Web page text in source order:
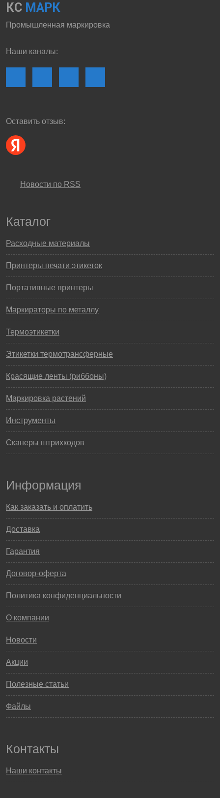
КС МАРК
Промышленная маркировка
Наши каналы:
Оставить отзыв:
Новости по RSS
Каталог
Расходные материалы
Принтеры печати этикеток
Портативные принтеры
Маркираторы по металлу
Термоэтикетки
Этикетки термотрансферные
Красящие ленты (риббоны)
Маркировка растений
Инструменты
Сканеры штрихкодов
Информация
Как заказать и оплатить
Доставка
Гарантия
Договор-оферта
Политика конфиденциальности
О компании
Новости
Акции
Полезные статьи
Файлы
Контакты
Наши контакты